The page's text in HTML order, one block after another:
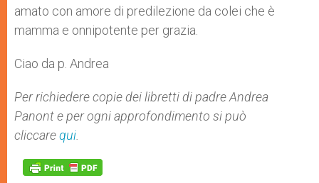
amato con amore di predilezione da colei che è
mamma e onnipotente per grazia.
Ciao da p. Andrea
Per richiedere copie dei libretti di padre Andrea
Panont e per ogni approfondimento si può
cliccarequi